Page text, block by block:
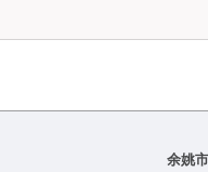
余姚